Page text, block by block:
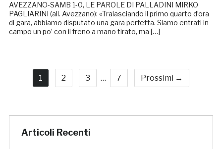
AVEZZANO-SAMB 1-0, LE PAROLE DI PALLADINI MIRKO
PAGLIARINI (all. Avezzano): «Tralasciando il primo quarto d’ora
di gara, abbiamo disputato una gara perfetta. Siamo entrati in
campo un po’ con il freno a mano tirato, ma […]
1 2 3 … 7 Prossimi →
Articoli Recenti